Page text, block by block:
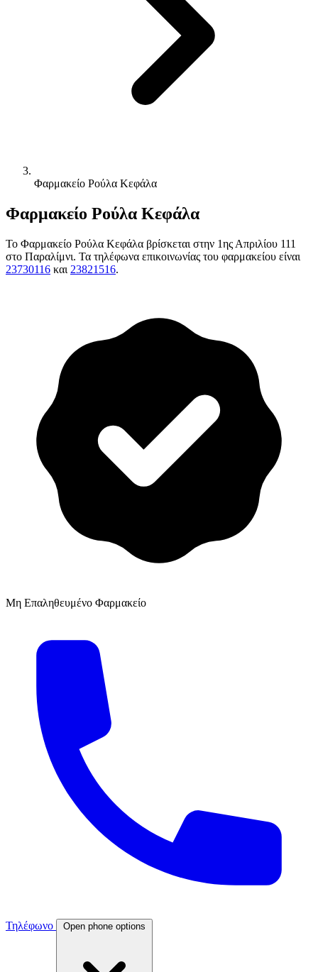
Φαρμακείο Ρούλα Κεφάλα
Φαρμακείο Ρούλα Κεφάλα
Το Φαρμακείο Ρούλα Κεφάλα βρίσκεται στην 1ης Απριλίου 111
στο Παραλίμνι. Τα τηλέφωνα επικοινωνίας του φαρμακείου είναι
23730116 και 23821516.
Μη Επαληθευμένο Φαρμακείο
Τηλέφωνο Open phone options